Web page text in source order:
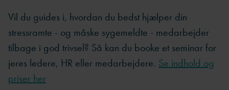
Vil du guides i, hvordan du bedst hjælper din
stressramte - og måske sygemeldte - medarbejder
tilbage i god trivsel? Så kan du booke et seminar for
jeres ledere, HR eller medarbejdere. Se indhold og
priser her